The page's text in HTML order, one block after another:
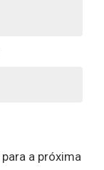
a próxima